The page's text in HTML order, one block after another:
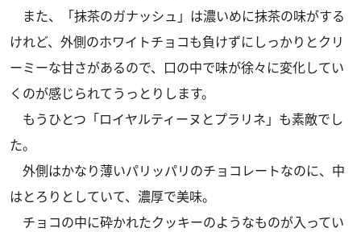
また、「抹茶のガナッシュ」は濃いめに抹茶の味がする
けれど、外側のホワイトチョコも負けずにしっかりとクリ
ーミーな甘さがあるので、口の中で味が徐々に変化してい
くのが感じられてうっとりします。
もうひとつ「ロイヤルティーヌとプラリネ」も素敵でし
た。
外側はかなり薄いパリッパリのチョコレートなのに、中
はとろりとしていて、濃厚で美味。
チョコの中に砕かれたクッキーのようなものが入ってい